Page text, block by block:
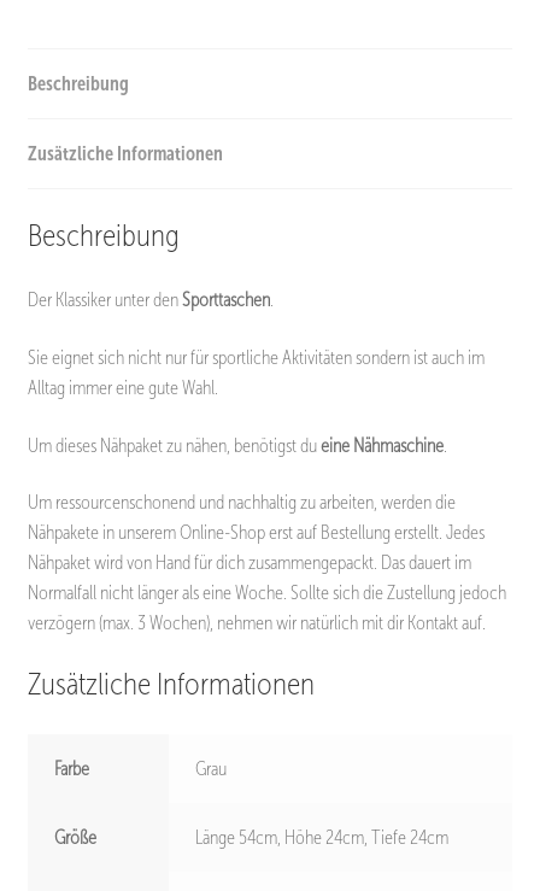
Beschreibung
Zusätzliche Informationen
Beschreibung
Der Klassiker unter denSporttaschen.
Sie eignet sich nicht nur für sportliche Aktivitäten sondern ist auch im
Alltag immer eine gute Wahl.
Um dieses Nähpaket zu nähen, benötigst dueine Nähmaschine.
Um ressourcenschonend und nachhaltig zu arbeiten, werden die
Nähpakete in unserem Online-Shop erst auf Bestellung erstellt. Jedes
Nähpaket wird von Hand für dich zusammengepackt. Das dauert im
Normalfall nicht länger als eine Woche. Sollte sich die Zustellung jedoch
verzögern (max. 3 Wochen), nehmen wir natürlich mit dir Kontakt auf.
Zusätzliche Informationen
Farbe Grau
Größe Länge 54cm, Höhe 24cm, Tiefe 24cm